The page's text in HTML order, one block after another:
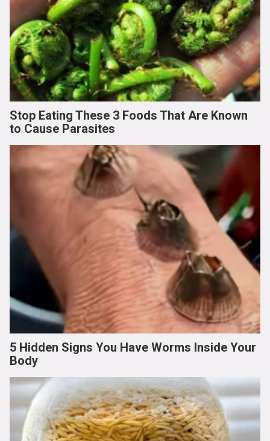
Stop Eating These 3 Foods That Are Known
to Cause Parasites
5 Hidden Signs You Have Worms Inside Your
Body